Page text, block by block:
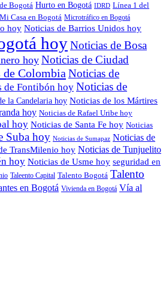
Bogotá Hurto en Bogotá IDRD Línea 1 del
Mi Casa en Bogotá Microtráfico en Bogotá
hoy Noticias de Barrios Unidos hoy
hoyNoticias de Bosa
hoy Noticias de Ciudad
Colombia Noticias de
de Fontibón hoy Noticias de
la Candelaria hoy Noticias de los Mártires
hoy Noticias de Rafael Uribe hoy
hoy Noticias de Santa Fe hoy Noticias
Suba hoy Noticias de Sumapaz Noticias de
TransMilenio hoy Noticias de Tunjuelito
hoy Noticias de Usme hoy seguridad en
Taleento Capital Talento Bogotá Talento
en Bogotá Vivienda en Bogotá Vía al